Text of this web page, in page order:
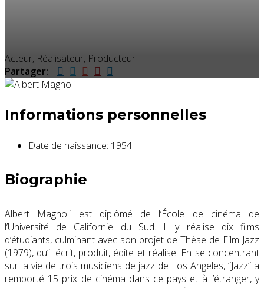
Acteur, Réalisateur, Producteur
Partager:
Informations personnelles
Date de naissance: 1954
Biographie
Albert Magnoli est diplômé de l’École de cinéma de
l’Université de Californie du Sud. Il y réalise dix films
d’étudiants, culminant avec son projet de Thèse de Film Jazz
(1979), qu’il écrit, produit, édite et réalise. En se concentrant
sur la vie de trois musiciens de jazz de Los Angeles, “Jazz” a
remporté 15 prix de cinéma dans ce pays et à l’étranger, y